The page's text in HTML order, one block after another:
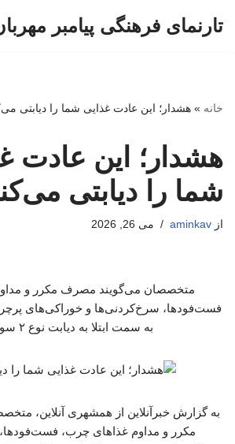
تارنمای فرهنگی پیامبر
خانه » هشدار؛ این عادت غذایی شما را دیابتی
هشدار؛ این عادت
شما را دیابتی
از aminkav می 26, 2026
متخصصان می‌گویند مصرف مکرر و
فست‌فودها، سرخ‌کردنی‌ها و خوراکی‌های
به سمت ابتلا به دیابت نوع ۲ سوق دهد.
به گزارش خبرآنلاین از همشهری آنلاین،
مکرر و مداوم غذاهای چرب،